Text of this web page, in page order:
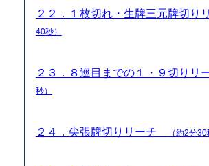
２２．１枚切れ・生牌三元牌切り
40秒）
２３．８巡目までの１・９切りリ
秒）
２４．尖張牌切りリーチ （約2分30